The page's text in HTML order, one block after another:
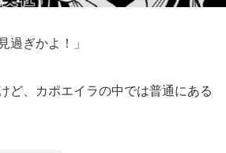
過ぎかよ！」
ど、カポエイラの中では普通にある